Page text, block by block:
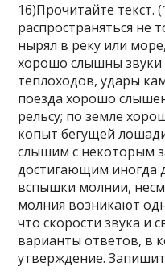
16)Прочитайте текст.
распространяться не
нырял в реку или
хорошо слышны звуки
теплоходов, удары
поезда хорошо
рельсу; по земле
копыт бегущей
слышим с некоторым
достигающим иногда
вспышки молнии,
молния возникают
что скорости звука и
варианты ответов, в
утверждение.